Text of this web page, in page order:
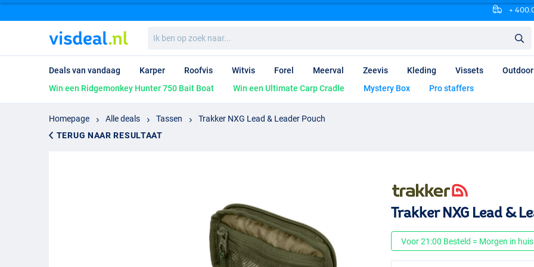
+
ben
op
naar...
Deals van vandaag Karper Roofvis Witvis Forel Meerval Zeevis Kleding Vissets Outdoor
Win een Ridgemonkey Hunter 750 Bait Boat
Win een Ultimate Carp Cradle Mystery Box Pro staffers
Homepage Alle deals Tassen
Trakker NXG Lead & Leader Pouch
TERUG NAAR RESULTAAT
Trakker NXG Lead &
Voor 21:00 Besteld = Morgen in